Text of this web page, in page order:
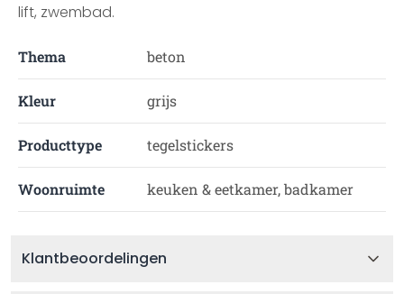
lift, zwembad.
Thema beton
Kleur grijs
Producttype tegelstickers
Woonruimte keuken & eetkamer, badkamer
Klantbeoordelingen